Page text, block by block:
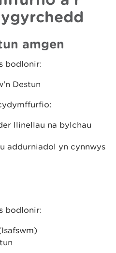
amgen
bodlonir:
Destun
llinellau na bylchau
addurniadol yn cynnwys
bodlonir: